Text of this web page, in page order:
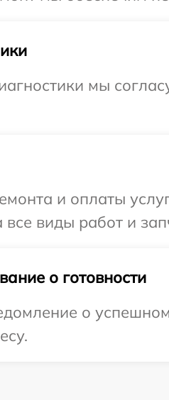
мы
и оплаты
виды работ и
о готовности
о